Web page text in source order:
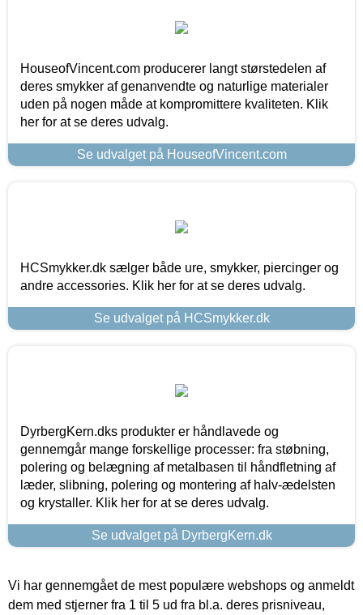
HouseofVincent.com producerer langt størstedelen af
deres smykker af genanvendte og naturlige materialer
uden på nogen måde at kompromittere kvaliteten. Klik
her for at se deres udvalg.
Se udvalget på HouseofVincent.com
HCSmykker.dk sælger både ure, smykker, piercinger og
andre accessories. Klik her for at se deres udvalg.
Se udvalget på HCSmykker.dk
DyrbergKern.dks produkter er håndlavede og
gennemgår mange forskellige processer: fra støbning,
polering og belægning af metalbasen til håndfletning af
læder, slibning, polering og montering af halv-ædelsten
og krystaller. Klik her for at se deres udvalg.
Se udvalget på DyrbergKern.dk
Vi har gennemgået de mest populære webshops og anmeldt
dem med stjerner fra 1 til 5 ud fra bl.a. deres prisniveau,